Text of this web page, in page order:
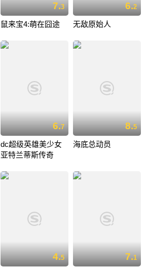
7.3
鼠来宝4:萌在囧途
6.2
无敌原始人
6.7
dc超级英雄美少女
亚特兰蒂斯传奇
8.5
海底总动员
4.5 7.1